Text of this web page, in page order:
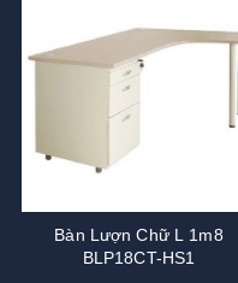
Bàn Lượn Chữ L 1m8
BLP18CT-HS1